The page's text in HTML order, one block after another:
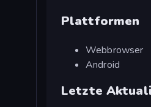
Plattformen
Webbrowser
Android
Letzte